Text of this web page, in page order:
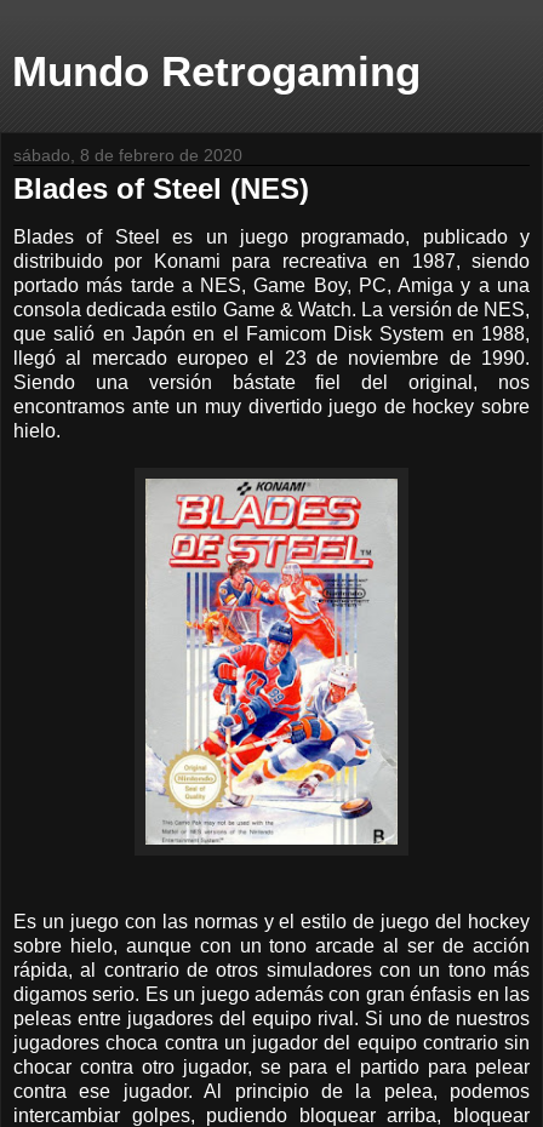
Mundo Retrogaming
sábado, 8 de febrero de 2020
Blades of Steel (NES)
Blades of Steel es un juego programado, publicado y
distribuido por Konami para recreativa en 1987, siendo
portado más tarde a NES, Game Boy, PC, Amiga y a una
consola dedicada estilo Game & Watch. La versión de NES,
que salió en Japón en el Famicom Disk System en 1988,
llegó al mercado europeo el 23 de noviembre de 1990.
Siendo una versión bástate fiel del original, nos
encontramos ante un muy divertido juego de hockey sobre
hielo.
Es un juego con las normas y el estilo de juego del hockey
sobre hielo, aunque con un tono arcade al ser de acción
rápida, al contrario de otros simuladores con un tono más
digamos serio. Es un juego además con gran énfasis en las
peleas entre jugadores del equipo rival. Si uno de nuestros
jugadores choca contra un jugador del equipo contrario sin
chocar contra otro jugador, se para el partido para pelear
contra ese jugador. Al principio de la pelea, podemos
intercambiar golpes, pudiendo bloquear arriba, bloquear